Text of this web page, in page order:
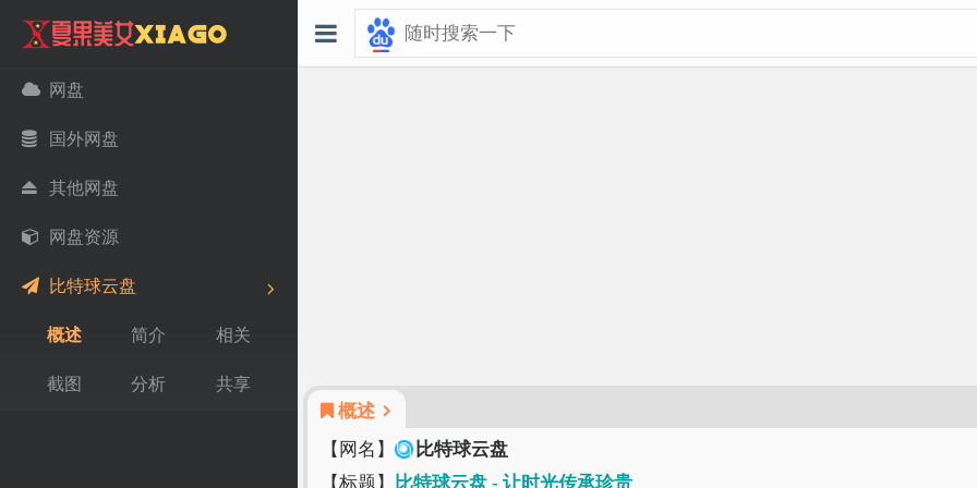
网盘
国外网盘
其他网盘
网盘资源
比特球云盘
概述 简介 相关
截图 分析 共享
概述
【网名】
比特球云盘
【标题】
比特球云盘 - 让时光传承珍贵